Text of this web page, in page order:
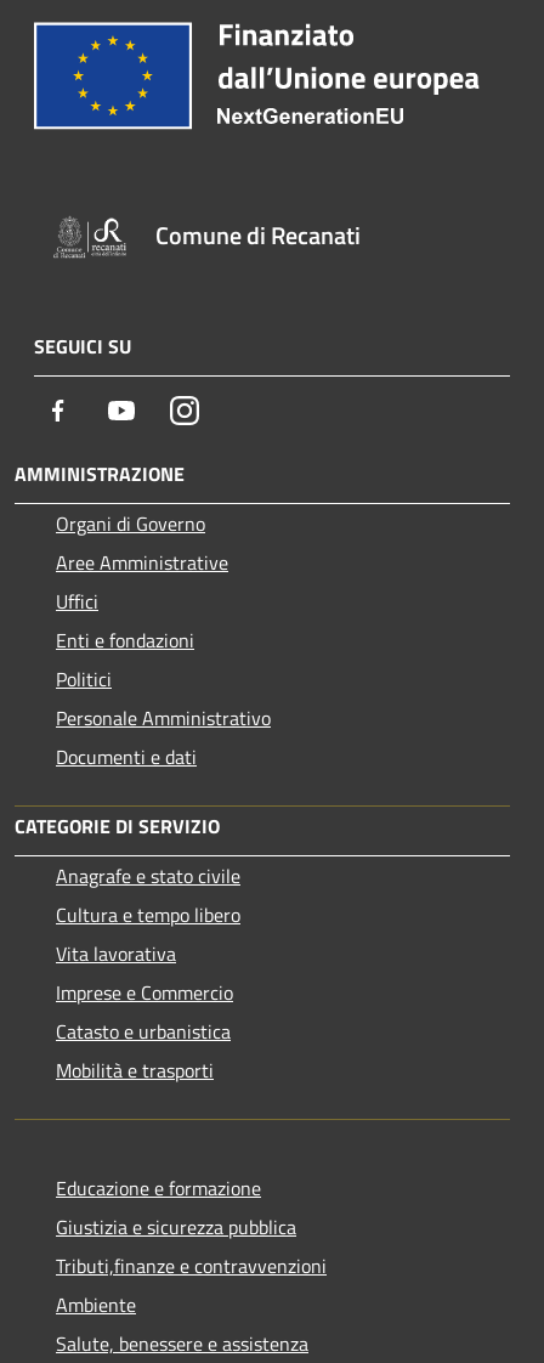
Comune di Recanati
SEGUICI SU
Facebook YoutubeInstagram
AMMINISTRAZIONE
Organi di Governo
Aree Amministrative
Uffici
Enti e fondazioni
Politici
Personale Amministrativo
Documenti e dati
CATEGORIE DI SERVIZIO
Anagrafe e stato civile
Cultura e tempo libero
Vita lavorativa
Imprese e Commercio
Catasto e urbanistica
Mobilità e trasporti
Educazione e formazione
Giustizia e sicurezza pubblica
Tributi,finanze e contravvenzioni
Ambiente
Salute, benessere e assistenza